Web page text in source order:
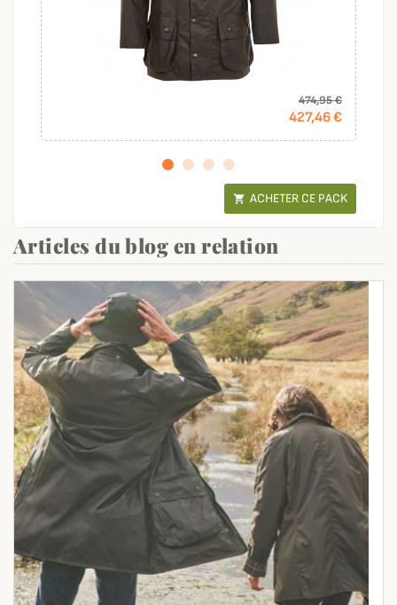
474,95 €
427,46 €
 ACHETER CE PACK
Articles du blog en relation